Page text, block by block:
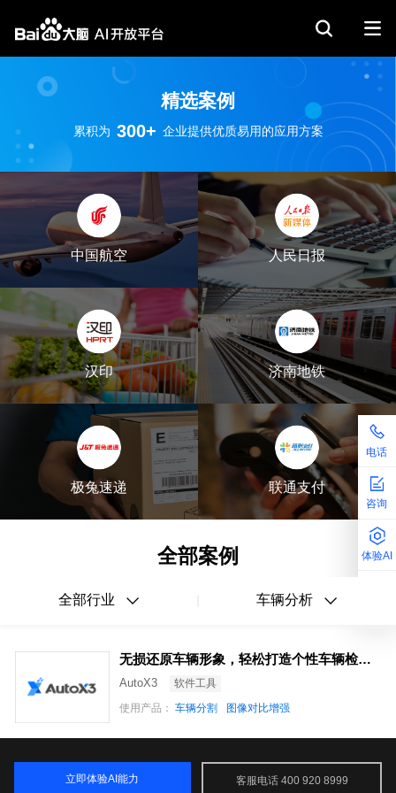
精选案例
累积为 300+ 企业提供优质易用的应用方案
中国航空 人民日报
汉印 济南地铁
极兔速递 联通支付
全部案例
全部行业 车辆分析
无损还原车辆形象，轻松打造个性车辆检测报告
AutoX3
软件工具
使用产品： 车辆分割 图像对比增强
电话
咨询
体验AI
立即体验AI能力 客服电话 400 920 8999